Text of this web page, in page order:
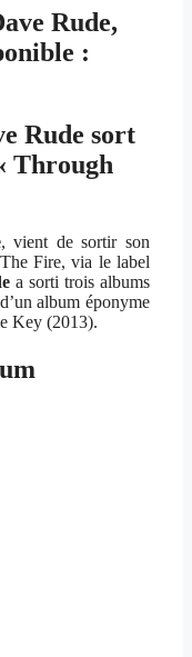
Rude,
:
Rude sort
Through
, vient de sortir son
Fire, via le label
a sorti trois albums
album éponyme
Key (2013).